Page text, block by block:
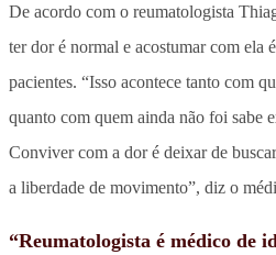
De acordo com o reumatologista
ter dor é normal e acostumar com ela
pacientes. “Isso acontece tanto com
quanto com quem ainda não foi sabe
Conviver com a dor é deixar de
a liberdade de movimento”, diz o
“Reumatologista é médico de